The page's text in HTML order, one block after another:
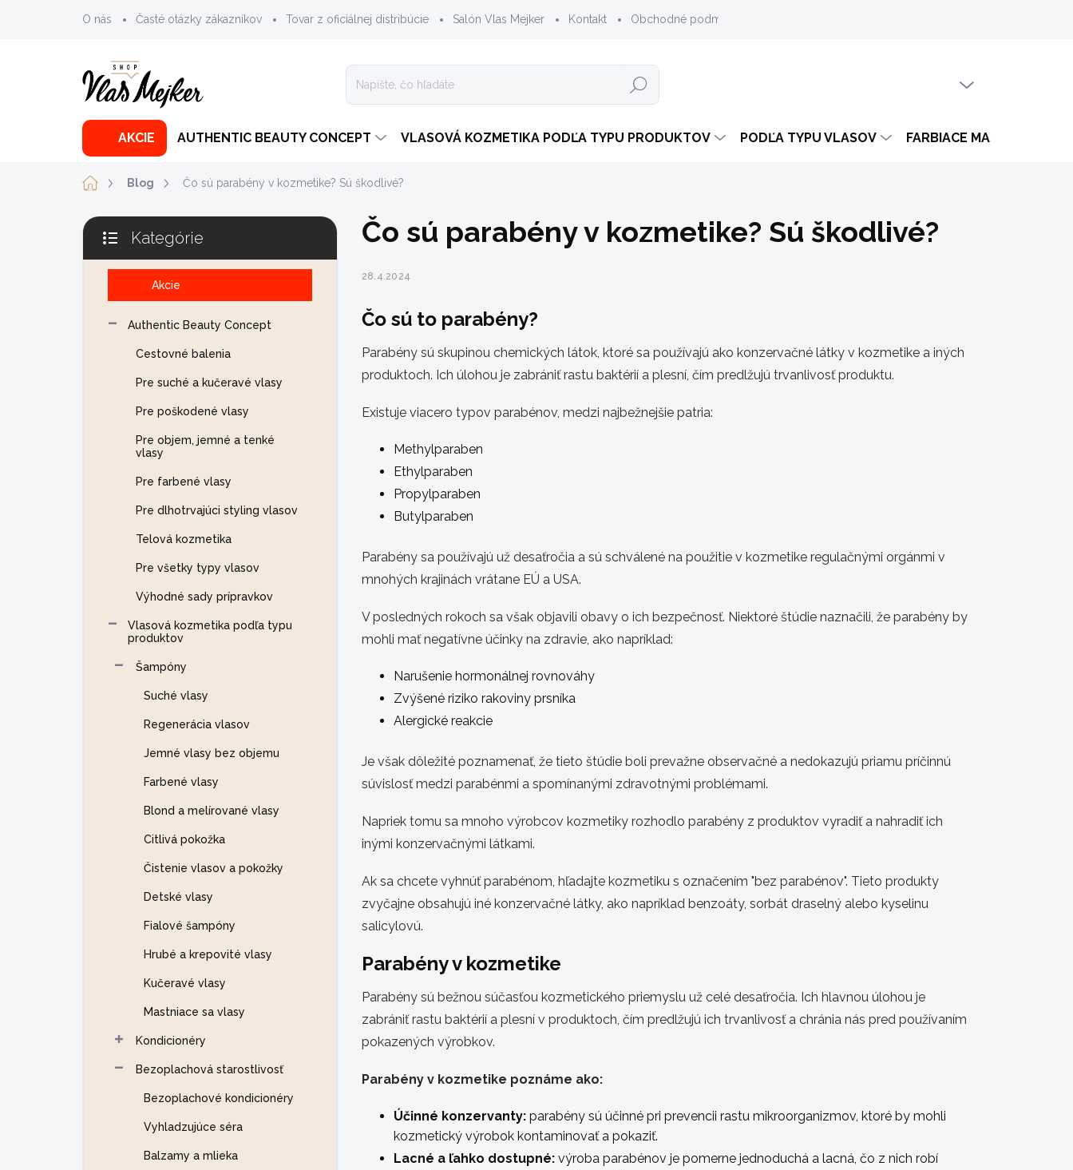
O nás Časté otázky zákazníkov Tovar z oficiálnej distribúcie Salón Vlas Mejker Kontakt Obchodné podmienky
Hľadať
AKCIE AUTHENTIC BEAUTY CONCEPT VLASOVÁ KOZMETIKA PODĽA TYPU PRODUKTOV PODĽA TYPU VLASOV FARBIACE MASKY
DomovBlog Čo sú parabény v kozmetike? Sú škodlivé?
B
č
kategórie
Kategórie
Akcie
Authentic Beauty Concept
Cestovné balenia
Pre suché a kučeravé vlasy
Pre poškodené vlasy
Pre objem, jemné a tenké
vlasy
Pre farbené vlasy
Pre dlhotrvajúci styling vlasov
Telová kozmetika
Pre všetky typy vlasov
Výhodné sady prípravkov
Vlasová kozmetika podľa typu
produktov
Šampóny
Suché vlasy
Regenerácia vlasov
Jemné vlasy bez objemu
Farbené vlasy
Blond a melírované vlasy
Citlivá pokožka
Čistenie vlasov a pokožky
Detské vlasy
Fialové šampóny
Hrubé a krepovité vlasy
Kučeravé vlasy
Mastniace sa vlasy
Kondicionéry
Bezoplachová starostlivosť
Bezoplachové kondicionéry
Vyhladzujúce séra
Balzamy a mlieka
Čo sú parabény v kozmetike? Sú škodlivé?
28.4.2024
Čo sú to parabény?
Parabény sú skupinou chemických látok, ktoré sa používajú ako konzervačné látky v kozmetike a iných
produktoch. Ich úlohou je zabrániť rastu baktérií a plesní, čím predlžujú trvanlivosť produktu.
Existuje viacero typov parabénov, medzi najbežnejšie patria:
Methylparaben
Ethylparaben
Propylparaben
Butylparaben
Parabény sa používajú už desaťročia a sú schválené na použitie v kozmetike regulačnými orgánmi v
mnohých krajinách vrátane EÚ a USA.
V posledných rokoch sa však objavili obavy o ich bezpečnosť. Niektoré štúdie naznačili, že parabény by
mohli mať negatívne účinky na zdravie, ako napríklad:
Narušenie hormonálnej rovnováhy
Zvýšené riziko rakoviny prsníka
Alergické reakcie
Je však dôležité poznamenať, že tieto štúdie boli prevažne observačné a nedokazujú priamu príčinnú
súvislosť medzi parabénmi a spomínanými zdravotnými problémami.
Napriek tomu sa mnoho výrobcov kozmetiky rozhodlo parabény z produktov vyradiť a nahradiť ich
inými konzervačnými látkami.
Ak sa chcete vyhnúť parabénom, hľadajte kozmetiku s označením "bez parabénov". Tieto produkty
zvyčajne obsahujú iné konzervačné látky, ako napríklad benzoáty, sorbát draselný alebo kyselinu
salicylovú.
Parabény v kozmetike
Parabény sú bežnou súčasťou kozmetického priemyslu už celé desaťročia. Ich hlavnou úlohou je
zabrániť rastu baktérií a plesní v produktoch, čím predlžujú ich trvanlivosť a chránia nás pred používaním
pokazených výrobkov.
Parabény v kozmetike poznáme ako:
Účinné konzervanty: parabény sú účinné pri prevencii rastu mikroorganizmov, ktoré by mohli
kozmetický výrobok kontaminovať a pokaziť.
Lacné a ľahko dostupné: výroba parabénov je pomerne jednoduchá a lacná, čo z nich robí